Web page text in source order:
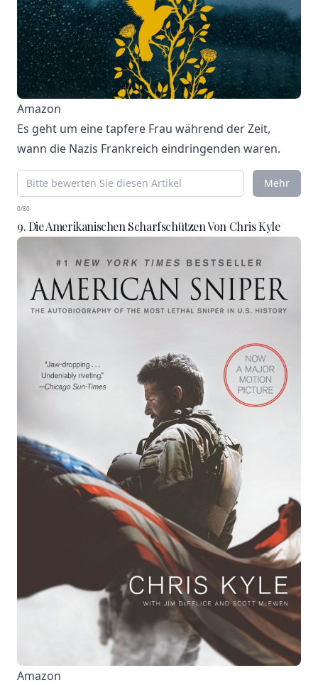
Amazon
Es geht um eine tapfere Frau während der Zeit,
wann die Nazis Frankreich eindringenden waren.
Mehr
0/80
9. Die Amerikanischen Scharfschützen Von Chris Kyle
Amazon